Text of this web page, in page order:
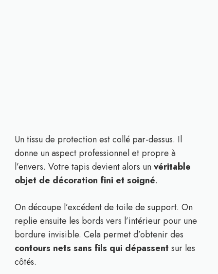
Un tissu de protection est collé par-dessus. Il
donne un aspect professionnel et propre à
l’envers. Votre tapis devient alors unvéritable
objet de décoration fini et soigné.
On découpe l’excédent de toile de support. On
replie ensuite les bords vers l’intérieur pour une
bordure invisible. Cela permet d’obtenir des
contours nets sans fils qui dépassent sur les
côtés.